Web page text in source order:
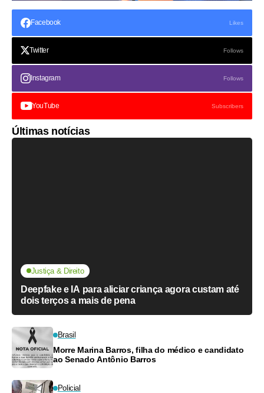
Facebook Likes
Twitter Follows
Instagram Follows
YouTube Subscribers
Últimas notícias
Justiça & Direito
Deepfake e IA para aliciar criança agora custam até
dois terços a mais de pena
Brasil
Morre Marina Barros, filha do médico e candidato
ao Senado Antônio Barros
Policial